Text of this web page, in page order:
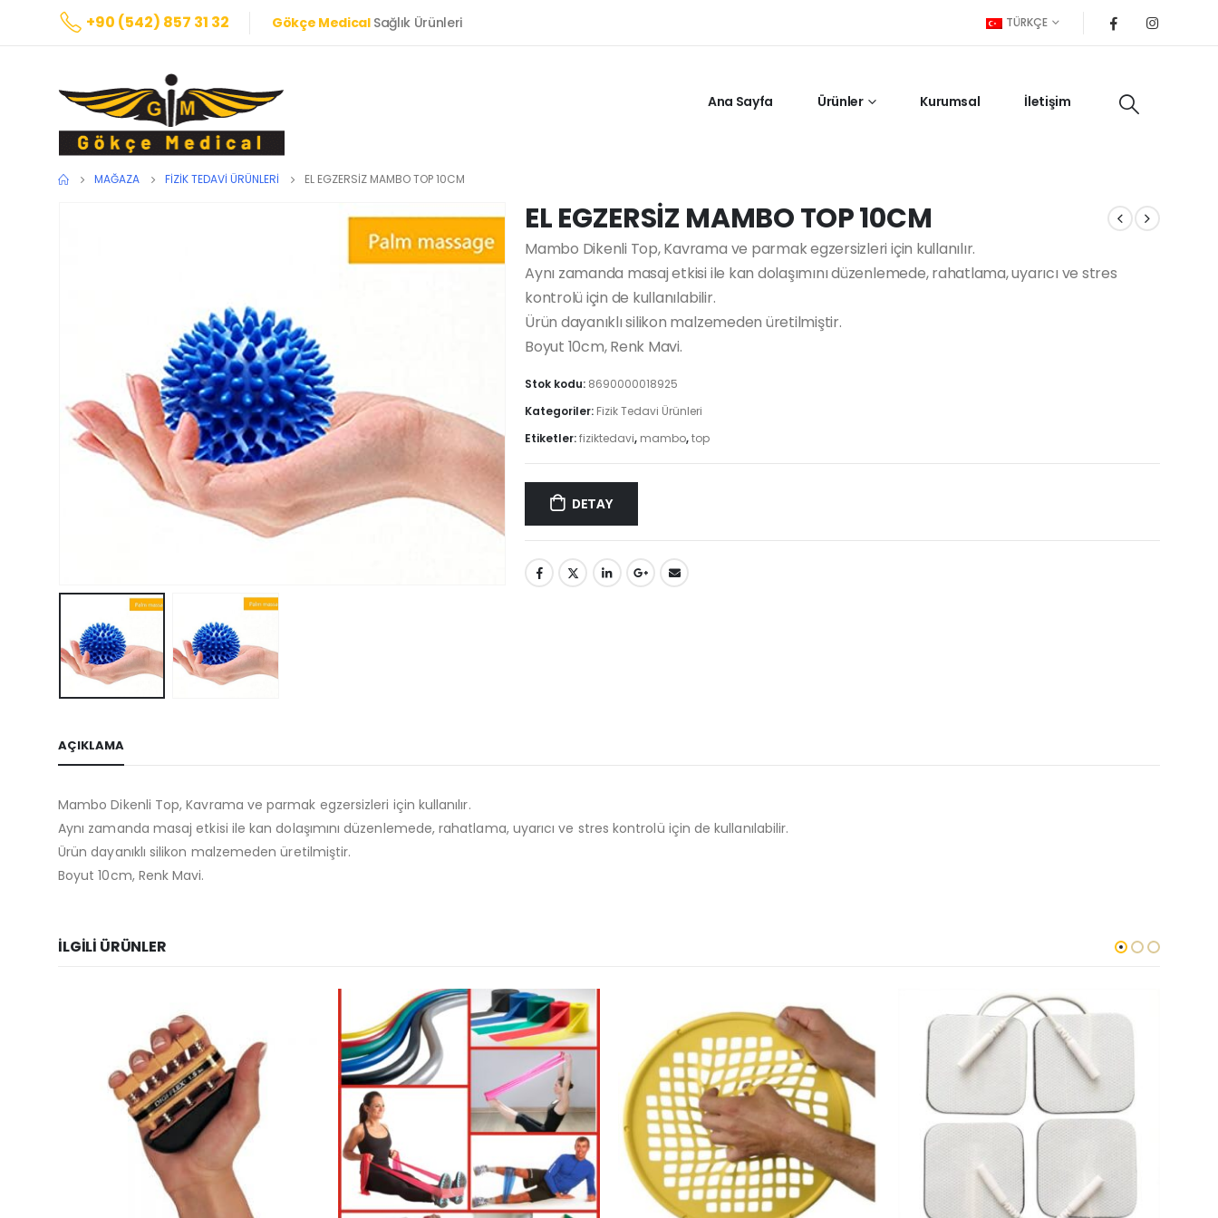
+90 (542) 857 31 32 Gökçe MedicalSağlık Ürünleri TÜRKÇE
Ana Sayfa Ürünler Kurumsal İletişim
MAĞAZA FIZIK TEDAVI ÜRÜNLERI EL EGZERSİZ MAMBO TOP 10CM
EL EGZERSİZ MAMBO TOP 10CM
Mambo Dikenli Top, Kavrama ve parmak egzersizleri için kullanılır.
Aynı zamanda masaj etkisi ile kan dolaşımını düzenlemede, rahatlama, uyarıcı ve stres
kontrolü için de kullanılabilir.
Ürün dayanıklı silikon malzemeden üretilmiştir.
Boyut 10cm, Renk Mavi.
Stok kodu: 8690000018925
Kategoriler: Fizik Tedavi Ürünleri
Etiketler:fiziktedavi, mambo,top
DETAY
AÇIKLAMA
Mambo Dikenli Top, Kavrama ve parmak egzersizleri için kullanılır.
Aynı zamanda masaj etkisi ile kan dolaşımını düzenlemede, rahatlama, uyarıcı ve stres kontrolü için de kullanılabilir.
Ürün dayanıklı silikon malzemeden üretilmiştir.
Boyut 10cm, Renk Mavi.
İLGILI ÜRÜNLER